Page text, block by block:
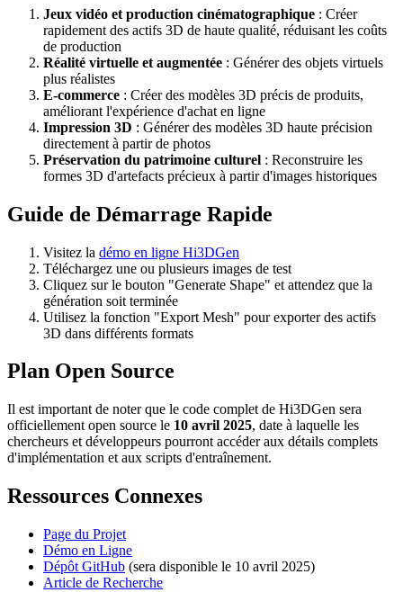
Jeux vidéo et production cinématographique : Créer
rapidement des actifs 3D de haute qualité, réduisant les coûts
de production
Réalité virtuelle et augmentée : Générer des objets virtuels
plus réalistes
E-commerce : Créer des modèles 3D précis de produits,
améliorant l'expérience d'achat en ligne
Impression 3D : Générer des modèles 3D haute précision
directement à partir de photos
Préservation du patrimoine culturel : Reconstruire les
formes 3D d'artefacts précieux à partir d'images historiques
Guide de Démarrage Rapide
Visitez la démo en ligne Hi3DGen
Téléchargez une ou plusieurs images de test
Cliquez sur le bouton "Generate Shape" et attendez que la
génération soit terminée
Utilisez la fonction "Export Mesh" pour exporter des actifs
3D dans différents formats
Plan Open Source
Il est important de noter que le code complet de Hi3DGen sera
officiellement open source le 10 avril 2025, date à laquelle les
chercheurs et développeurs pourront accéder aux détails complets
d'implémentation et aux scripts d'entraînement.
Ressources Connexes
Page du Projet
Démo en Ligne
Dépôt GitHub (sera disponible le 10 avril 2025)
Article de Recherche